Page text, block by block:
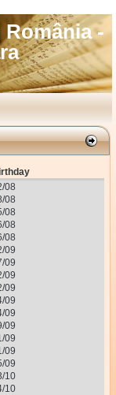
-
08
08
08
08
08
09
09
09
09
09
09
09
09
09
09
10
10